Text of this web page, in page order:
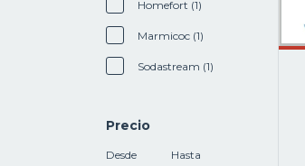
Homefort (1)
Marmicoc (1)
Sodastream (1)
Precio
Desde Hasta